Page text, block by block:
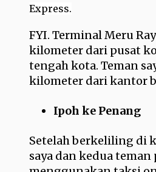
Express.
FYI. Terminal Meru
kilometer dari pusat
tengah kota. Teman
kilometer dari kantor
Ipoh ke Penang
Setelah berkeliling di
saya dan kedua